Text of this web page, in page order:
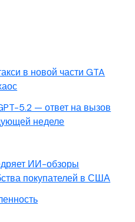
в новой части GTA
5.2 — ответ на вызов
неделе
ИИ-обзоры
покупателей в США